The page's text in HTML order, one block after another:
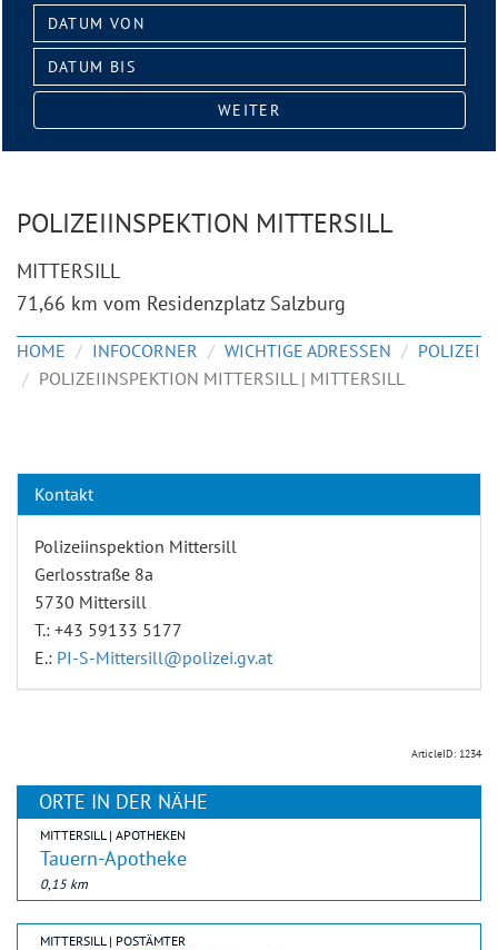
Datum
von:
Datum
bis:
WEITER
POLIZEIINSPEKTION MITTERSILL
MITTERSILL
71,66 km vom Residenzplatz Salzburg
HOME INFOCORNER WICHTIGE ADRESSEN
POLIZEI
POLIZEIINSPEKTION MITTERSILL | MITTERSILL
Kontakt
Polizeiinspektion Mittersill
Gerlosstraße 8a
5730 Mittersill
T.: +43 59133 5177
E.: PI-S-Mittersill@polizei.gv.at
ArticleID: 1234
ORTE IN DER NÄHE
MITTERSILL | APOTHEKEN
Tauern-Apotheke
0,15 km
MITTERSILL | POSTÄMTER